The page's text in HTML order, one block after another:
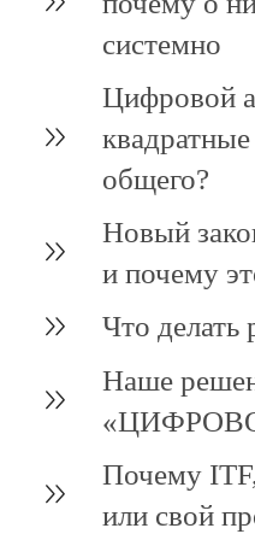
системно
Цифровой
общего?
Новый
и почему
Что делать
Наше
Почему
или свой